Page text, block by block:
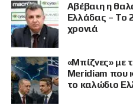
Αβέβαιη η
Ελλάδας – Το
χρονιά
«Μπίζνες» με
Meridiam που
το καλώδιο